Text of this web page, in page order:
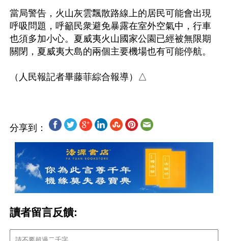
當局警告，火山灰雲飄散路線上的居民可能會出現
呼吸問題，呼籲民衆避免暴露在室外空氣中，行車
也須多加小心。夏威夷火山國家公園已經被無限期
關閉，夏威夷大島的兩個主要機場也有可能停航。
分享到：
讀者留言反饋: